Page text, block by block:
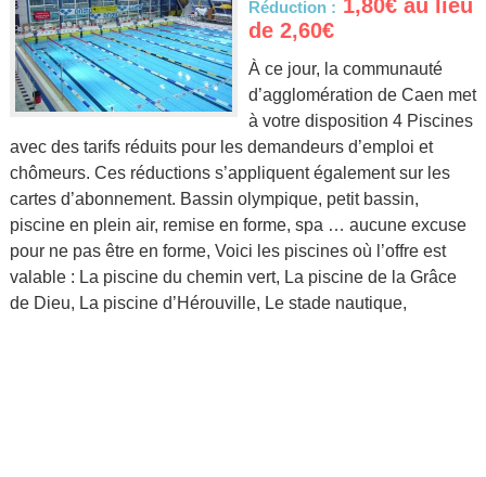
Réduction : 1,80€ au lieu
de 2,60€
À ce jour, la communauté
d’agglomération de Caen met
à votre disposition 4 Piscines
avec des tarifs réduits pour les demandeurs d’emploi et
chômeurs. Ces réductions s’appliquent également sur les
cartes d’abonnement. Bassin olympique, petit bassin,
piscine en plein air, remise en forme, spa … aucune excuse
pour ne pas être en forme, Voici les piscines où l’offre est
valable : La piscine du chemin vert, La piscine de la Grâce
de Dieu, La piscine d’Hérouville, Le stade nautique,